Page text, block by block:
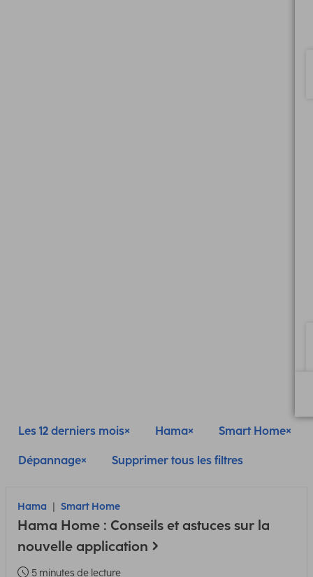
Les 12 derniers mois Hama Smart Home
Dépannage Supprimer tous les filtres
Hama Smart Home
Hama Home : Conseils et astuces sur la
nouvelle application
5 minutes de lecture